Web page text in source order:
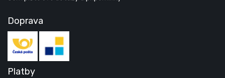
Doprava
Platby